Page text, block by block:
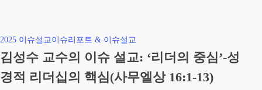
김
성
교
2025 이슈설교이슈리포트 & 이슈설교
김성수 교수의 이슈 설교: ‘리더의 중심’-성
경적 리더십의 핵심(사무엘상 16:1-13)